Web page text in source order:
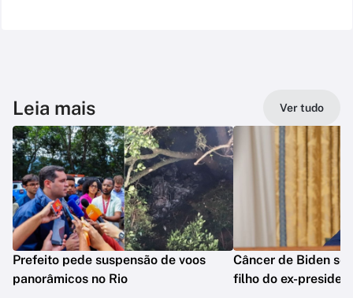
Leia mais Ver tudo
Prefeito pede suspensão de voos
panorâmicos no Rio
Câncer de Biden se
filho do ex-